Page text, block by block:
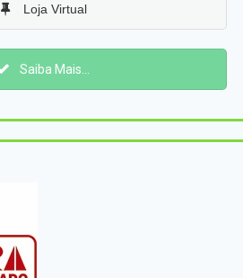
Loja Virtual
Saiba Mais...